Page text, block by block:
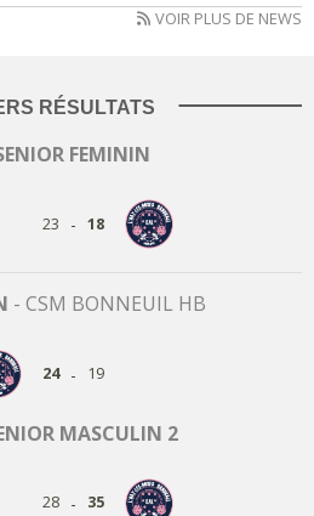
VOIR PLUS DE NEWS
RÉSULTATS
FEMININ
23 - 18
- CSM BONNEUIL HB
24 - 19
MASCULIN 2
28 - 35